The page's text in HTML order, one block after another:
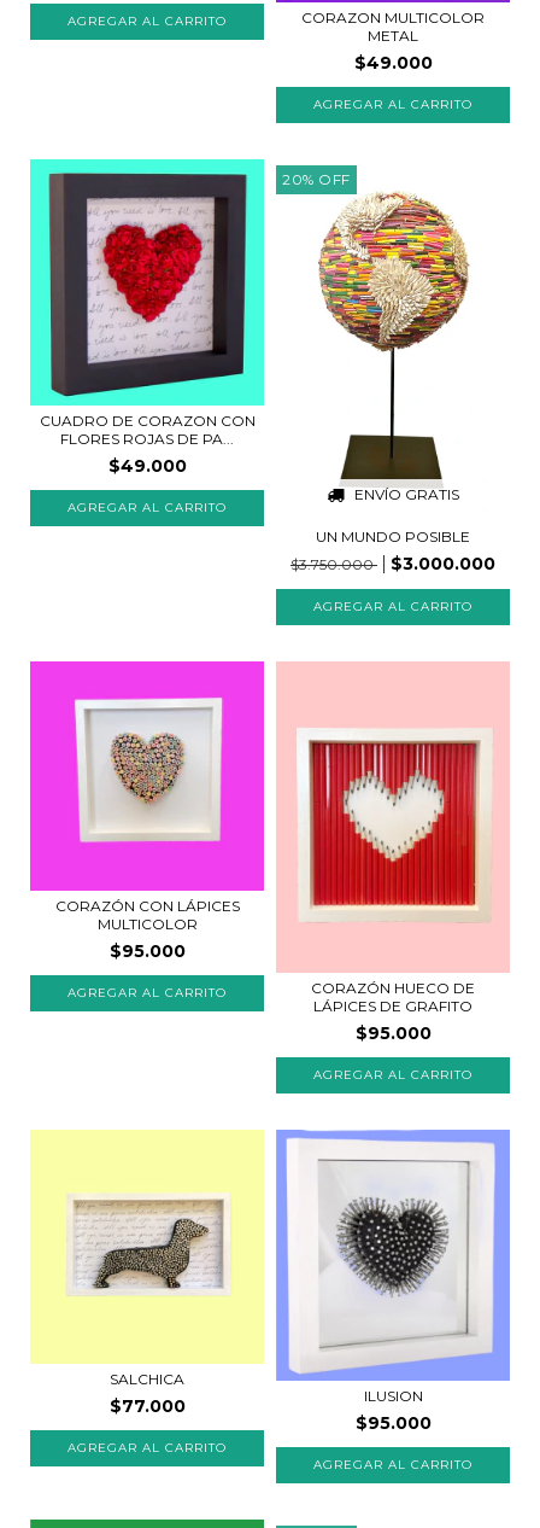
CORAZON MULTICOLOR
METAL
$49.000
AGREGAR AL CARRITO
CUADRO DE CORAZON CON
FLORES ROJAS DE PA...
$49.000
AGREGAR AL CARRITO
20% OFF
ENVÍO GRATIS
UN MUNDO POSIBLE
$3.750.000
$3.000.000
CORAZÓN CON LÁPICES
MULTICOLOR
$95.000
CORAZÓN HUECO DE
LÁPICES DE GRAFITO
$95.000
SALCHICA
$77.000
ILUSION
$95.000